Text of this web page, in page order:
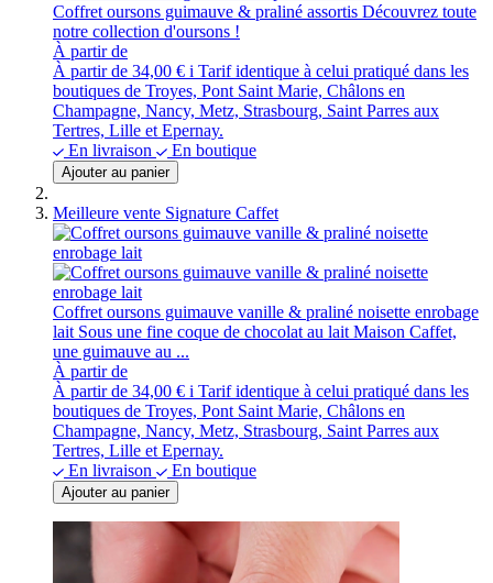
Coffret oursons guimauve & praliné assortis Découvrez toute
notre collection d'oursons !
À partir de
À partir de 34,00 € i Tarif identique à celui pratiqué dans les
boutiques de Troyes, Pont Saint Marie, Châlons en
Champagne, Nancy, Metz, Strasbourg, Saint Parres aux
Tertres, Lille et Epernay.
En livraison
En boutique
Ajouter au panier
Meilleure vente Signature Caffet
Coffret oursons guimauve vanille & praliné noisette enrobage
lait Sous une fine coque de chocolat au lait Maison Caffet,
une guimauve au ...
À partir de
À partir de 34,00 € i Tarif identique à celui pratiqué dans les
boutiques de Troyes, Pont Saint Marie, Châlons en
Champagne, Nancy, Metz, Strasbourg, Saint Parres aux
Tertres, Lille et Epernay.
En livraison
En boutique
Ajouter au panier